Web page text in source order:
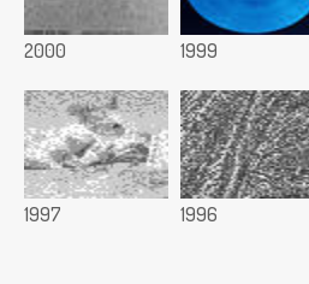
2000 1999
1997 1996